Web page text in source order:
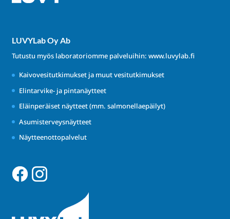
LUVYLab Oy Ab
Tutustu myös laboratoriomme palveluihin: www.luvylab.fi
Kaivovesitutkimukset ja muut vesitutkimukset
Elintarvike- ja pintanäytteet
Eläinperäiset näytteet (mm. salmonellaepäilyt)
Asumisterveysnäytteet
Näytteenottopalvelut